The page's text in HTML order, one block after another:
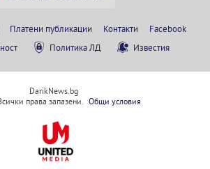
Платени публикации Контакти
Facebook
Политика ЛД Известия
DarikNews.bg
права запазени. Общи условия